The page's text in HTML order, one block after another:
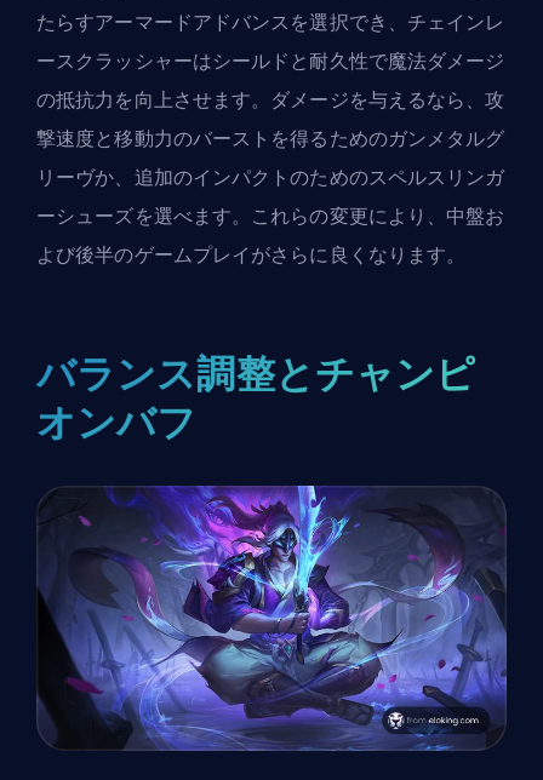
たらすアーマードアドバンスを選択でき、チェインレ
ースクラッシャーはシールドと耐久性で魔法ダメージ
の抵抗力を向上させます。ダメージを与えるなら、攻
撃速度と移動力のバーストを得るためのガンメタルグ
リーヴか、追加のインパクトのためのスペルスリンガ
ーシューズを選べます。これらの変更により、中盤お
よび後半のゲームプレイがさらに良くなります。
バランス調整とチャンピ
オンバフ